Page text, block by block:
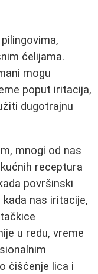
ćelijama.
mogu
poput iritacija,
dugotrajnu
mnogi od nas
receptura
površinski
nas iritacije,
u redu, vreme
čišćenje lica i